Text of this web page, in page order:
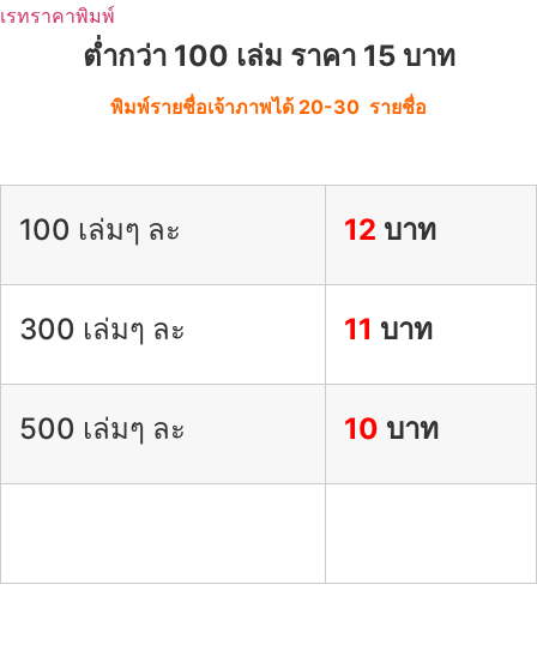
เรทราคาพิมพ์
ต่ำกว่า 100 เล่ม ราคา 15 บาท
พิมพ์รายชื่อเจ้าภาพได้ 20-30 รายชื่อ
100 เล่มๆ ละ 12 บาท
300 เล่มๆ ละ 11 บาท
500 เล่มๆ ละ 10 บาท